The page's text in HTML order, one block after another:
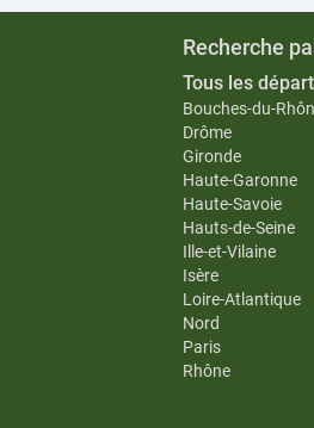
Recherche
Tous les
Bouches-du-
Drôme
Gironde
Haute-Garonne
Haute-Savoie
Hauts-de-Seine
Ille-et-Vilaine
Isère
Loire-Atlantique
Nord
Paris
Rhône